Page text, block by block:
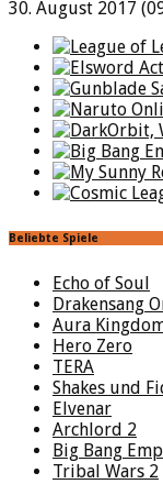
30. August 2017
Beliebte Spiele
Echo of Soul
Drakensang
Aura
Hero Zero
TERA
Shakes und
Elvenar
Archlord 2
Big Bang
Tribal Wars 2